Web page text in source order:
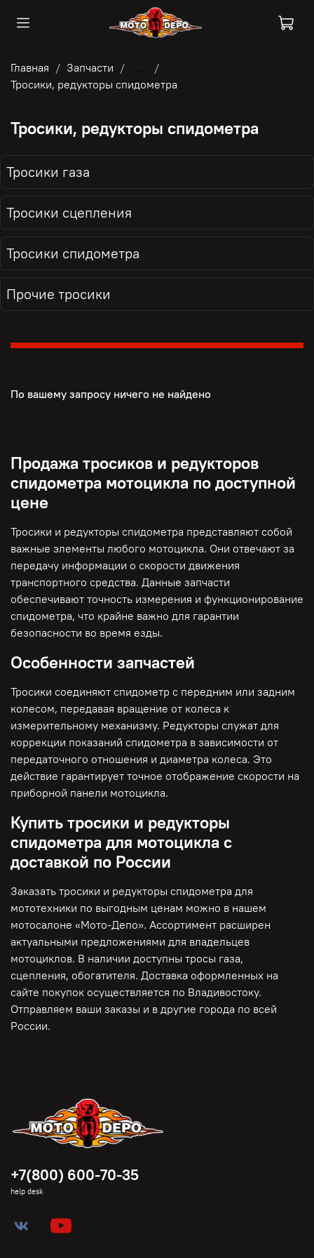
Главная Запчасти
Тросики, редукторы спидометра
Тросики, редукторы спидометра
Тросики газа
Тросики сцепления
Тросики спидометра
Прочие тросики
По вашему запросу ничего не найдено
Продажа тросиков и редукторов
спидометра мотоцикла по доступной
цене
Тросики и редукторы спидометра представляют собой
важные элементы любого мотоцикла. Они отвечают за
передачу информации о скорости движения
транспортного средства. Данные запчасти
обеспечивают точность измерения и функционирование
спидометра, что крайне важно для гарантии
безопасности во время езды.
Особенности запчастей
Тросики соединяют спидометр с передним или задним
колесом, передавая вращение от колеса к
измерительному механизму. Редукторы служат для
коррекции показаний спидометра в зависимости от
передаточного отношения и диаметра колеса. Это
действие гарантирует точное отображение скорости на
приборной панели мотоцикла.
Купить тросики и редукторы
спидометра для мотоцикла с
доставкой по России
Заказать тросики и редукторы спидометра для
мототехники по выгодным ценам можно в нашем
мотосалоне «Мото-Депо». Ассортимент расширен
актуальными предложениями для владельцев
мотоциклов. В наличии доступны тросы газа,
сцепления, обогатителя. Доставка оформленных на
сайте покупок осуществляется по Владивостоку.
Отправляем ваши заказы и в другие города по всей
России.
+7(800) 600-70-35
help desk